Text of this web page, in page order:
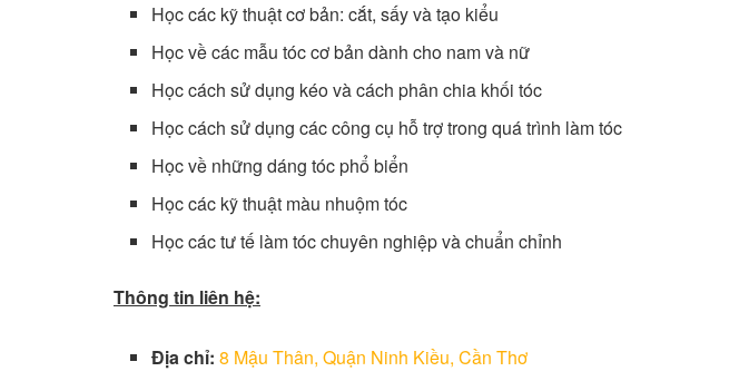
Học các kỹ thuật cơ bản: cắt, sấy và tạo kiểu
Học về các mẫu tóc cơ bản dành cho nam và nữ
Học cách sử dụng kéo và cách phân chia khối tóc
Học cách sử dụng các công cụ hỗ trợ trong quá trình làm tóc
Học về những dáng tóc phổ biển
Học các kỹ thuật màu nhuộm tóc
Học các tư tế làm tóc chuyên nghiệp và chuẩn chỉnh
Thông tin liên hệ:
Địa chỉ: 8 Mậu Thân, Quận Ninh Kiều, Cần Thơ